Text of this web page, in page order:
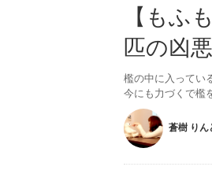
【もふ
匹の凶
檻の中に入ってい
今にも力づくで檻
蒼樹 りん